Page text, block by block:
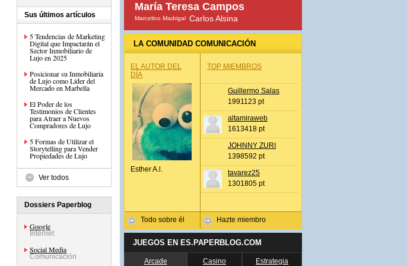
Sus últimos artículos
5 Tendencias de Marketing
Digital que Impactarán el
Sector Inmobiliario de
Lujo en 2025
Posicionar su Inmobiliaria
de Lujo como Líder del
Mercado en Marbella
El Poder de los
Testimonios de Clientes
para Atraer a Nuevos
Compradores de Lujo
5 Formas de Utilizar el
Storytelling para Vender
Propiedades de Lujo
Ver todos
Dossiers Paperblog
Google
Internet
Social Media
Comunicación
María Teresa Campos
Marcelino Madrigal Carlos Alsina
LA COMUNIDAD COMUNICACIÓN
EL AUTOR DEL
DÍA
Esther A.l.
Todo sobre él
TOP MIEMBROS
Guillermo Salas
1991123 pt
altamiraweb
1613418 pt
JOHNNY ZURI
1398592 pt
tavarez25
1301805 pt
Hazte miembro
JUEGOS EN ES.PAPERBLOG.COM
Arcade Casino Estrategia